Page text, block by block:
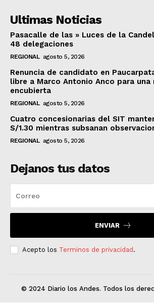
Ultimas Noticias
Pasacalle de las » Luces de la
48 delegaciones
REGIONAL agosto 5, 2026
Renuncia de candidato en
libre a Marco Antonio Anco para una
encubierta
REGIONAL agosto 5, 2026
Cuatro concesionarias del SIT
S/1.30 mientras subsanan
REGIONAL agosto 5, 2026
Dejanos tus datos
ENVIAR
Acepto los Terminos de privacidad .
© 2024 Diario los Andes. Todos los